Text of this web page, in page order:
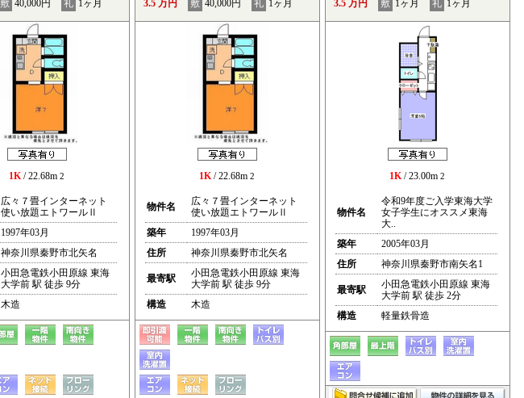
敷 40,000円 礼 1ヶ月
1K/ 22.68m 2
広々７畳インターネット
使い放題エトワールⅡ
1997年03月
神奈川県秦野市北矢名
小田急電鉄小田原線 東海
大学前 駅 徒歩 9分
木造
3.5 万円 敷 40,000円 礼 1ヶ月
1K/ 22.68m 2
物件名
広々７畳インターネット
使い放題エトワールⅡ
築年
1997年03月
住所
神奈川県秦野市北矢名
最寄駅
小田急電鉄小田原線 東海
大学前 駅 徒歩 9分
構造
木造
3.5 万円 敷 1ヶ月 礼 1ヶ月
1K/ 23.00m 2
物件名
令和9年度ご入学東海大学
女子学生にオススメ東海
大..
築年
2005年03月
住所
神奈川県秦野市南矢名1
最寄駅
小田急電鉄小田原線 東海
大学前 駅 徒歩 2分
構造
軽量鉄骨造